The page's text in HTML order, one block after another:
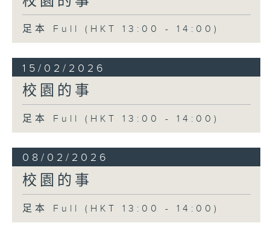
足本 Full (HKT 13:00 - 14:00)
15/02/2026
校園的事
足本 Full (HKT 13:00 - 14:00)
08/02/2026
校園的事
足本 Full (HKT 13:00 - 14:00)